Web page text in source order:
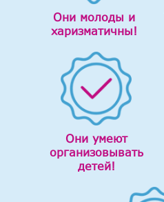
Они молоды и
харизматичны!
Они умеют
организовывать
детей!